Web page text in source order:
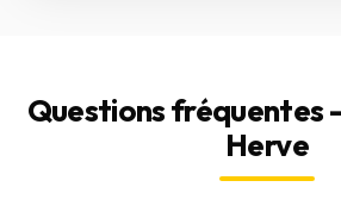
Questions fréquentes
Herve